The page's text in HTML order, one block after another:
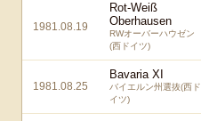
1981.08.19
Rot-Weiß
Oberhausen
RWオーバーハウゼン
(西ドイツ)
1981.08.25
Bavaria XI
バイエルン州選抜(西ド
イツ)